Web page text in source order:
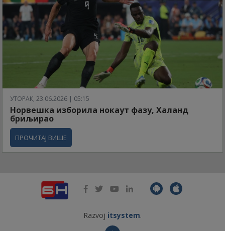
УТОРАК, 23.06.2026 | 05:15
Норвешка изборила нокаут фазу, Халанд
бриљирао
ПРОЧИТАЈ ВИШЕ
Razvoj itsystem.